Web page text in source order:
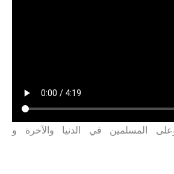
المسلمين في الدنيا والآخرة و